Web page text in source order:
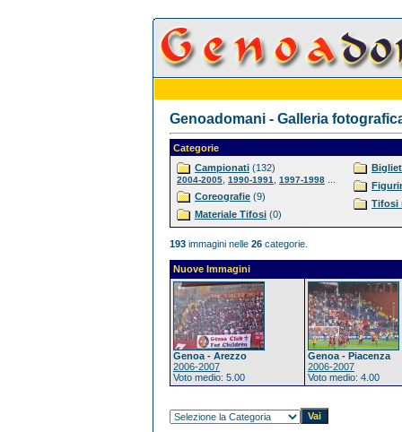
Genoadomani - Galleria
Categorie
Campionati (132)
2004-2005 1990-1991 1997-1998
Coreografie (9)
Materiale Tifosi (0)
Tifosi
193 immagini nelle 26 categorie.
Nuove Immagini
Genoa - Arezzo
2006-2007
Voto medio: 5.00
Genoa - Piacenza
2006-2007
Voto medio: 4.00